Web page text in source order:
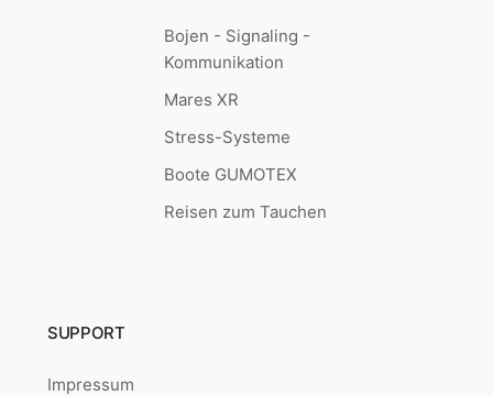
Bojen - Signaling -
Kommunikation
Mares XR
Stress-Systeme
Boote GUMOTEX
Reisen zum Tauchen
SUPPORT
Impressum